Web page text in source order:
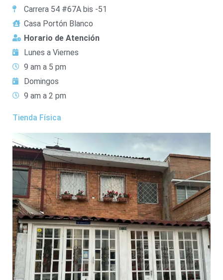
Carrera 54 #67A bis -51
Casa Portón Blanco
Horario de Atención
Lunes a Viernes
9 am a 5 pm
Domingos
9 am a 2 pm
Tienda Física